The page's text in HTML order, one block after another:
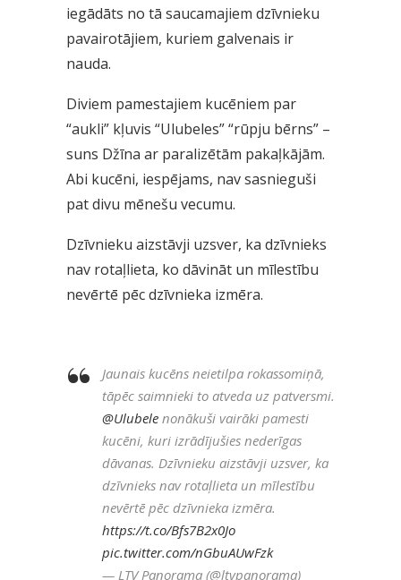
iegādāts no tā saucamajiem dzīvnieku
pavairotājiem, kuriem galvenais ir
nauda.
Diviem pamestajiem kucēniem par
“aukli” kļuvis “Ulubeles” “rūpju bērns” –
suns Džīna ar paralizētām pakaļkājām.
Abi kucēni, iespējams, nav sasnieguši
pat divu mēnešu vecumu.
Dzīvnieku aizstāvji uzsver, ka dzīvnieks
nav rotaļlieta, ko dāvināt un mīlestību
nevērtē pēc dzīvnieka izmēra.
Jaunais kucēns neietilpa rokassomiņā,
tāpēc saimnieki to atveda uz patversmi.
@Ulubele nonākuši vairāki pamesti
kucēni, kuri izrādījušies nederīgas
dāvanas. Dzīvnieku aizstāvji uzsver, ka
dzīvnieks nav rotaļlieta un mīlestību
nevērtē pēc dzīvnieka izmēra.
https://t.co/Bfs7B2x0Jo
pic.twitter.com/nGbuAUwFzk
— LTV Panorama (@ltvpanorama)